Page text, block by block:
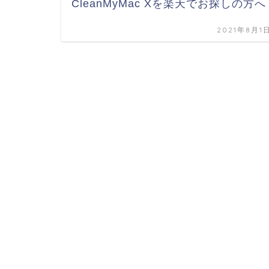
CleanMyMac Xを楽天でお探しの方へ
2021年8月1